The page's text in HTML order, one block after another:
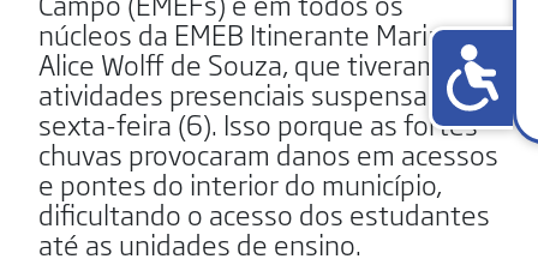
núcleos da EMEB Itinerante Maria
Alice Wolff de Souza, que tiveram as
atividades presenciais suspensas na
sexta-feira (6). Isso porque as fortes
chuvas provocaram danos em acessos
e pontes do interior do município,
dificultando o acesso dos estudantes
até as unidades de ensino.